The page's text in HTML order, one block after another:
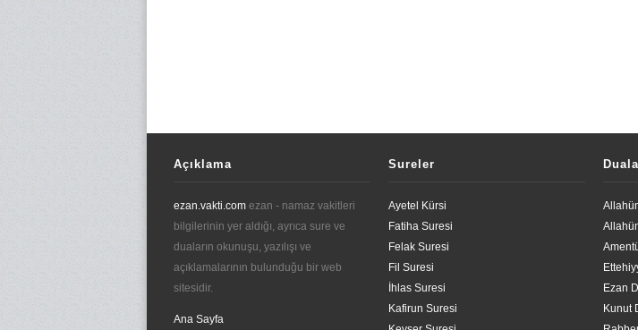
Açıklama
ezan.vakti.com ezan - namaz vakitleri
bilgilerinin yer aldığı, ayrıca sure ve
duaların okunuşu, yazılışı ve
açıklamalarının bulunduğu bir web
sitesidir.
Ana Sayfa
Sureler
Ayetel Kürsi
Fatiha Suresi
Felak Suresi
Fil Suresi
İhlas Suresi
Kafirun Suresi
Ezan
Kunut